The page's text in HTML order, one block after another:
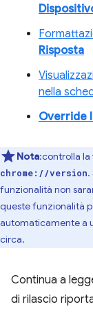
Risposta
nella
Override
Nota:controlla
chrome://version.
funzionalità non
queste funzionalità
automaticamente a
circa.
Continua a
di rilascio